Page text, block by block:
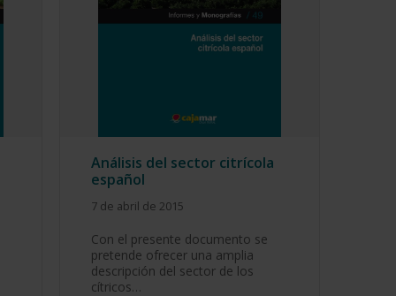
Análisis del sector citrícola
español
7 de abril de 2015
Con el presente documento se
pretende ofrecer una amplia
descripción del sector de los
cítricos…